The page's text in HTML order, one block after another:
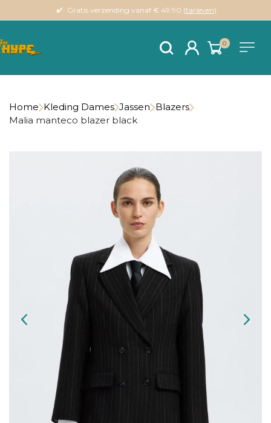
Gratis verzending vanaf € 49.90 (tarieven)
0
Home Kleding Dames Jassen Blazers
Malia manteco blazer black